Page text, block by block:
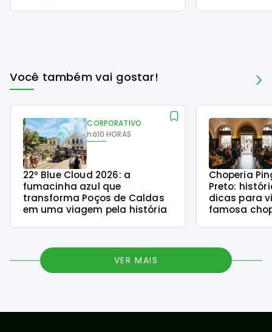
Você também vai gostar!
CORPORATIVO
há10 HORAS
22º Blue Cloud 2026: a
fumacinha azul que
transforma Poços de Caldas
em uma viagem pela história
Choperia
Preto:
dicas para
famosa
VER MAIS